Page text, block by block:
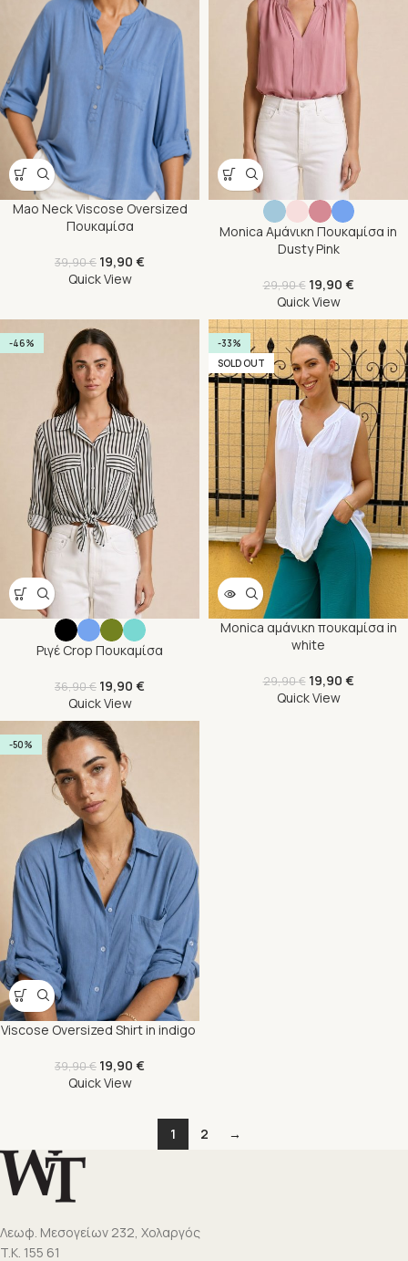
Mao Neck Viscose Oversized
Πουκαμίσα
39,90€ 19,90 €
Quick View
Monica Αμάνικη Πουκαμίσα in
Dusty Pink
29,90€ 19,90 €
Quick View
-46%
Ριγέ Crop Πουκαμίσα
36,90€ 19,90 €
Quick View
-33%
SOLD OUT
Monica αμάνικη πουκαμίσα in
white
29,90€ 19,90 €
Quick View
-50%
Viscose Oversized Shirt in indigo
39,90€ 19,90 €
Quick View
1 2 →
Λεωφ. Μεσογείων 232, Χολαργός
T.K. 155 61